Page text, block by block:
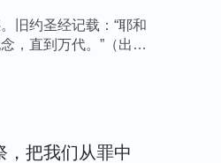
作新的工作，年年
，随之，带来新的
，神每作一步工
旧约圣经记载：“耶和
，直到万代。”（出
，把我们从罪中